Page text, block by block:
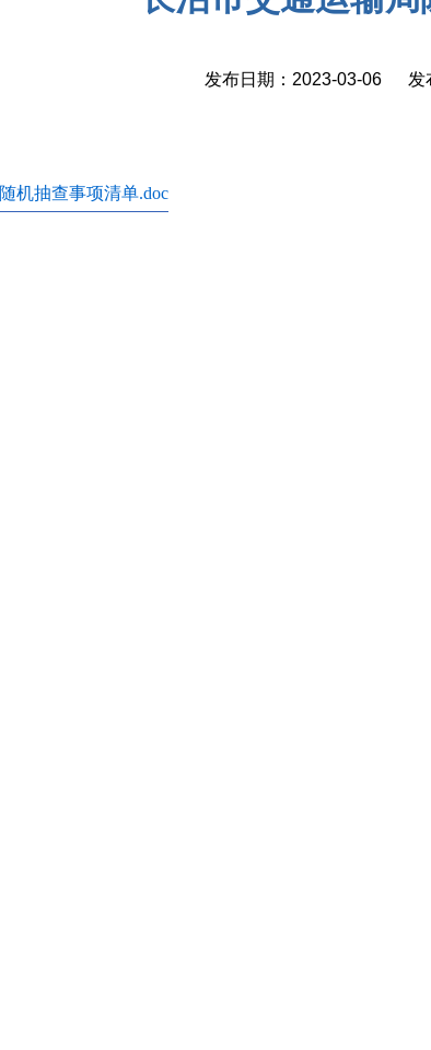
发布日期：2023-03-06 发
随机抽查事项清单.doc